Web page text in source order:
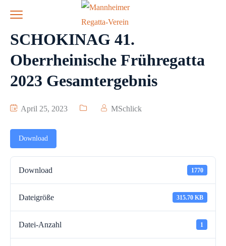
SCHOKINAG 41.
Oberrheinische Frühregatta
2023 Gesamtergebnis
April 25, 2023 MSchlick
Download
Download 1770
Dateigröße 315.70 KB
Datei-Anzahl 1